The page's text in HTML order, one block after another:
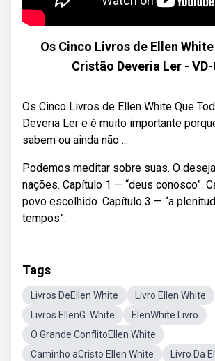
Os Cinco Livros de Ellen
Cristão Deveria Ler -
Os Cinco Livros de Ellen White Que
Deveria Ler e é muito importante
sabem ou ainda não ...
Podemos meditar sobre suas. O
nações. Capítulo 1 — “deus conosco”.
povo escolhido. Capítulo 3 — “a
tempos”.
Tags
Livros DeEllen White
Livro Ellen White
Livros EllenG. White
ElenWhite Livro
O Grande ConflitoEllen White
Caminho aCristo Ellen White
Livro Da